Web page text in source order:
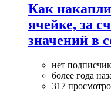
Как
ячейке, за
значений в
нет
более года
317